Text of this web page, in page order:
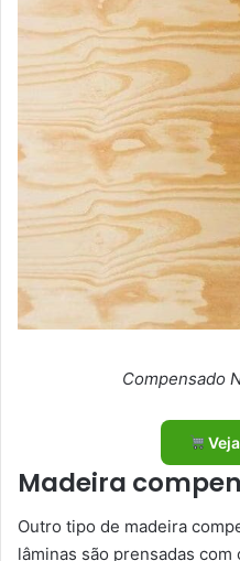
Compensado
Madeira
Outro tipo de madeira
lâminas são prensadas com